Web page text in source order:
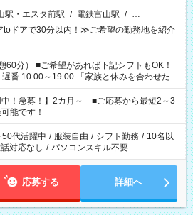
駅・エスタ前駅 / 電鉄富山駅 / …
ドアで30分以内！≫ご希望の勤務地を紹介
記シフトもOK！
19:00 「家族と休みを合わせた
て夕飯の準備がしたい」 「できれば残業はし
望を教えてくださいね。 ※Wワーク希望
仕事で希望する勤務時間と、もう1つのお仕事
で週40時間を超える場合は応募できません。
中！急募！】2カ月～ ■ご応募から最短2～3
能です！
代活躍中 / 服装自由 / シフト勤務 / 10名以
対応なし / パソコンスキル不要
応募する 詳細へ